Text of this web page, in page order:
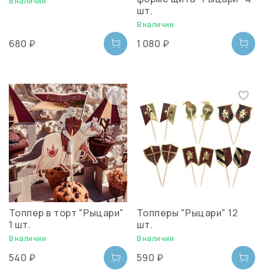
680 ₽
шт.
В наличии
1 080 ₽
Топпер в торт "Рыцари"
1 шт.
В наличии
540 ₽
Топперы "Рыцари" 12
шт.
В наличии
590 ₽